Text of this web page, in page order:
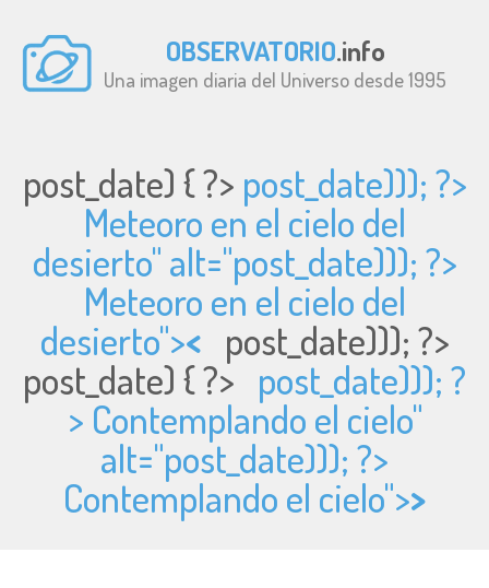
OBSERVATORIO.info
Una imagen diaria del Universo desde 1995
post_date) { ?> post_date))); ?>
Meteoro en el cielo del
desierto" alt="post_date))); ?>
Meteoro en el cielo del
desierto">< post_date))); ?>
post_date) { ?> post_date))); ?
> Contemplando el cielo"
alt="post_date))); ?>
Contemplando el cielo">>